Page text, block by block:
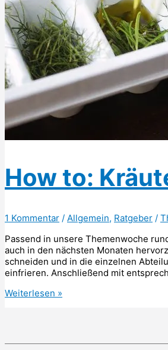
How to:
1 Kommentar / Allgemein, Ratgeber /
Passend in unsere Themenwoche
auch in den nächsten Monaten
schneiden und in die einzelnen
einfrieren. Anschließend mit
How
Weiterlesen »